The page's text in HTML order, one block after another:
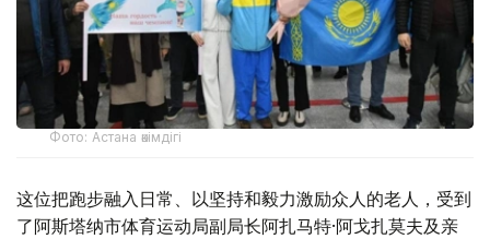
Фото: Астана әкімдігі
这位把跑步融入日常、以坚持和毅力激励众人的老人，受到
了阿斯塔纳市体育运动局副局长阿扎马特·阿戈扎莫夫及亲